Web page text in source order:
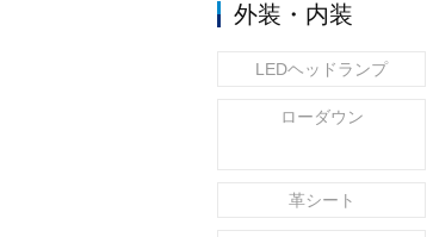
外装・内装
LEDヘッドランプ
ローダウン
革シート